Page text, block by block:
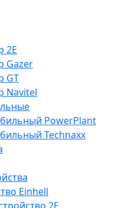
2E
Gazer
GT
Navitel
PowerPlant
Technaxx
Einhell